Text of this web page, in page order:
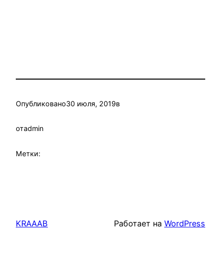
Опубликовано30 июля, 2019в
отadmin
Метки:
KRAAAB Работает на WordPress